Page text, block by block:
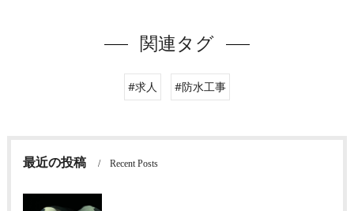
関連タグ
#求人 #防水工事
最近の投稿 Recent Posts